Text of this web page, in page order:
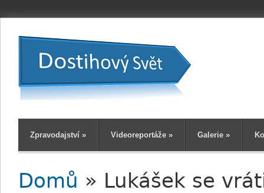
Zpravodajství » Videoreportáže » Galerie »
Jste zde
Domů » Lukášek se